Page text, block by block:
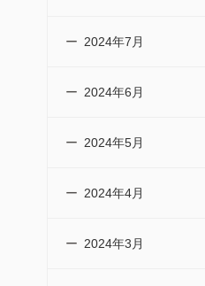
2024年7月
2024年6月
2024年5月
2024年4月
2024年3月